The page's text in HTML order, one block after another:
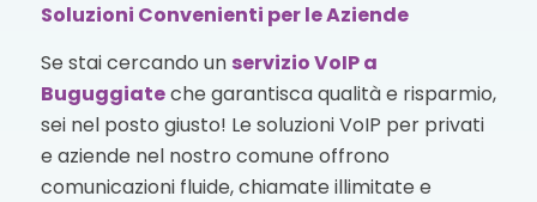
Soluzioni Convenienti per le Aziende
Se stai cercando un servizio VoIPa
Buguggiateche garantisca qualità e risparmio,
sei nel posto giusto! Le soluzioni VoIP per privati
e aziende nel nostro comune offrono
comunicazioni fluide, chiamate illimitate e